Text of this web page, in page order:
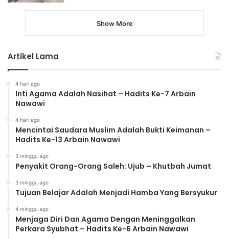
Show More
Artikel Lama
4 hari ago
Inti Agama Adalah Nasihat – Hadits Ke-7 Arbain
Nawawi
4 hari ago
Mencintai Saudara Muslim Adalah Bukti Keimanan –
Hadits Ke-13 Arbain Nawawi
3 minggu ago
Penyakit Orang-Orang Saleh: Ujub – Khutbah Jumat
3 minggu ago
Tujuan Belajar Adalah Menjadi Hamba Yang Bersyukur
4 minggu ago
Menjaga Diri Dan Agama Dengan Meninggalkan
Perkara Syubhat – Hadits Ke-6 Arbain Nawawi